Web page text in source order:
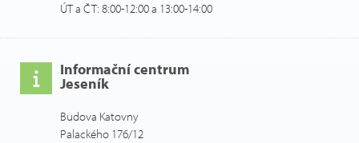
ÚT a ČT: 8:00-12:00 a 13:00-14:00
Informační centrum
Jeseník
Budova Katovny
Palackého 176/12